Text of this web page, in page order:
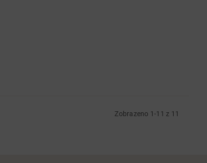
Zobrazeno 1-11 z 11